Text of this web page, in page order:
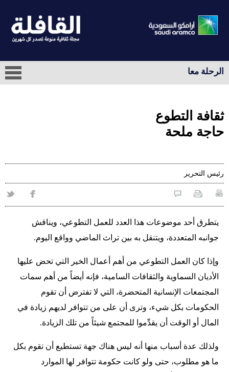
الرحلة معا
ثقافة التطوع
حاجة ملحة
رئيس التحرير
يتطرق أحد موضوعات هذا العدد للعمل التطوعي، ويناقش
جوانبه المتعددة، ويتنقل به بين تراث الماضي وواقع اليوم.
وإذا كان العمل التطوعي من أهم أعمال الخير التي تحض عليها
الأديان السماوية والثقافات السامية، فإنه أيضاً من أهم سمات
المجتمعات الإنسانية المتحضرة، التي لا تفترض أن تقوم
الحكومات بكل شيء، وترى أن على من تتوافر لديهم زيادة في
المال أو الوقت أن يقدِّموا للمجتمع شيئاً من تلك الزيادة.
ولذلك عدة أسباب منها أنه ليس هناك جهة تستطيع أن تقوم بكل
ما هو مطلوب، حتى ولو كانت حكومة تتوافر لها الموارد